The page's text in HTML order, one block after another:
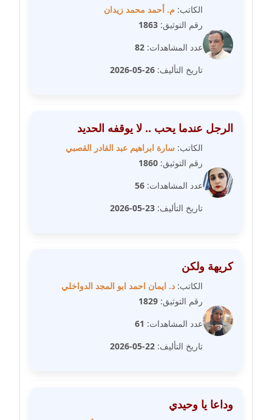
عاملة
عاملة
مدونة عبير مصطفى
عاملة
مدونة عزة الأمير
عاملة
مدونة عزة بركة
مدونة عطا الله حسب الله
عاملة
مدونة عفاف حسين
عاملة
مدونة علا ابو السعادات
مدونة علا الأزوك
عاملة
الكاتب: م. أحمد محمد زيدان
رقم التوثيق: 1863
عدد المشاهدات: 82
تاريخ التأليف: 26-05-2026
الرجل عندما يحب .. لا يوقفه الحديد
الكاتب: سارة ابراهيم عبد القادر القصبي
رقم التوثيق: 1860
عدد المشاهدات: 56
تاريخ التأليف: 23-05-2026
كريهة ولكن
الكاتب: د. ايمان احمد ابو المجد الدواخلي
رقم التوثيق: 1829
عدد المشاهدات: 61
تاريخ التأليف: 22-05-2026
وداعا يا وحيدي